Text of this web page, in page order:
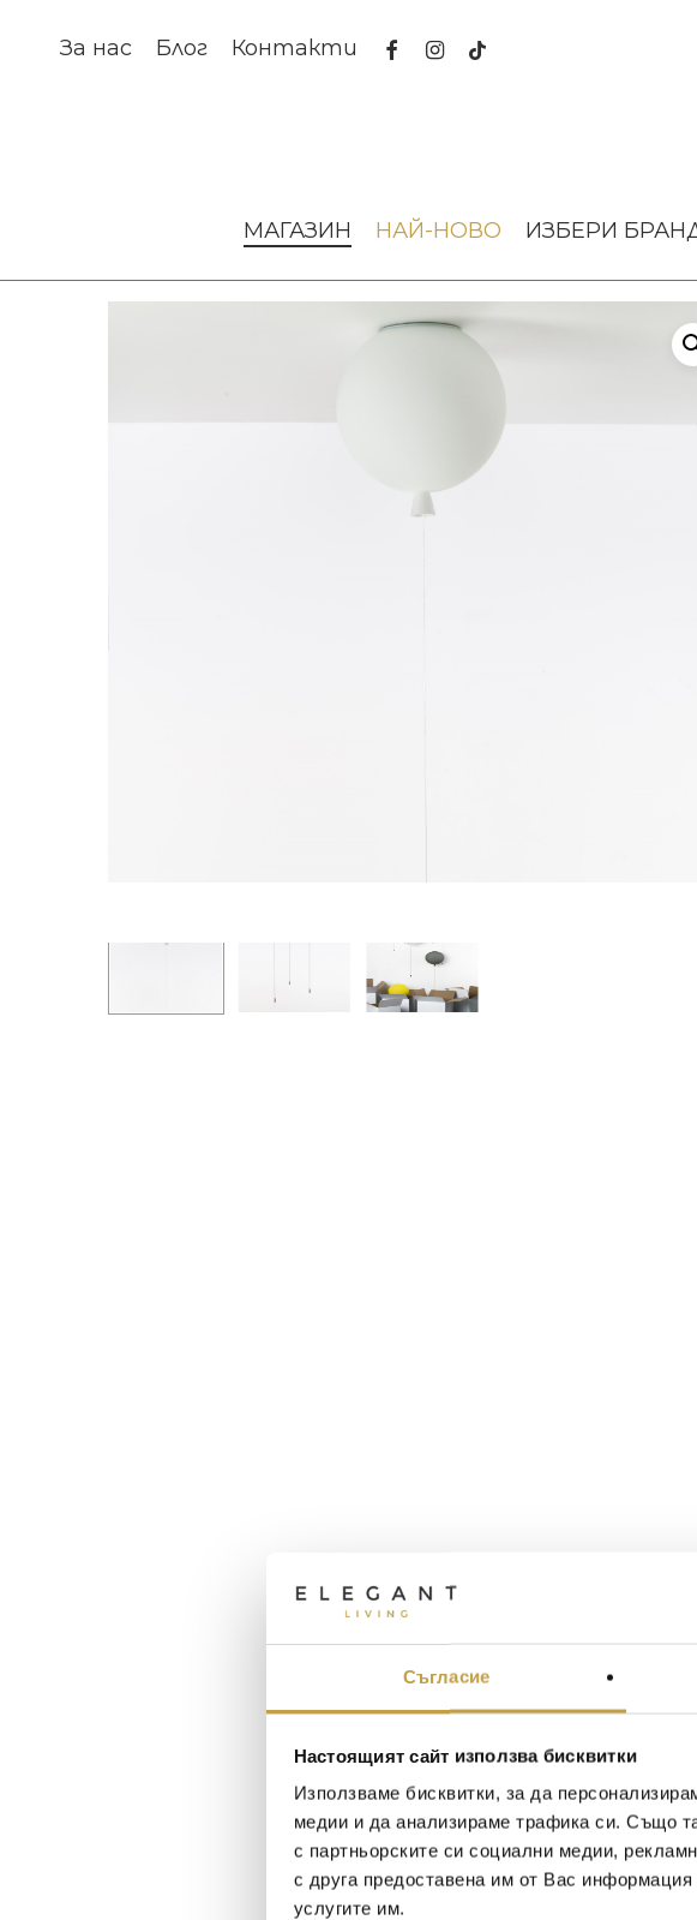
Съгласие
Настоящият сайт използва бисквитки
Използваме бисквитки, за да
медии и да анализираме трафика си. Също
с партньорските си социални медии,
с друга предоставена им от Вас
услугите им.
За нас Блог Контакти facebookinstagram
tiktok
МАГАЗИН НАЙ-НОВО ИЗБЕРИ